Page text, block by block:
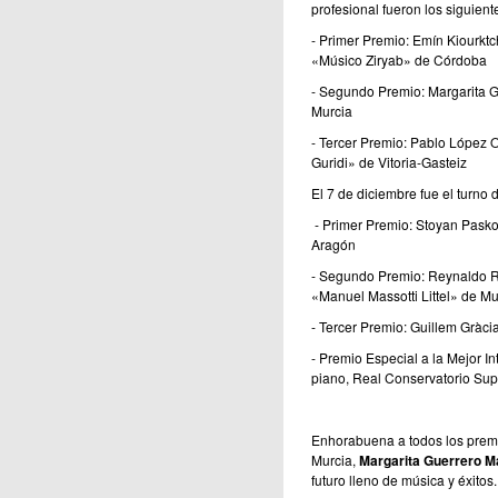
profesional fueron los
- Primer Premio: Emín
«Músico Ziryab» de Córdoba
- Segundo Premio: Margarita
Murcia
- Tercer Premio: Pablo López
Guridi» de Vitoria-Gasteiz
El 7 de diciembre fue el turno
- Primer Premio: Stoyan
Aragón
- Segundo Premio: Reynaldo
«Manuel Massotti Littel» de
- Tercer Premio: Guillem
- Premio Especial a la Mejor
piano, Real Conservatorio
Enhorabuena a todos los
Murcia, Margarita Guerrero
futuro lleno de música y éxitos.